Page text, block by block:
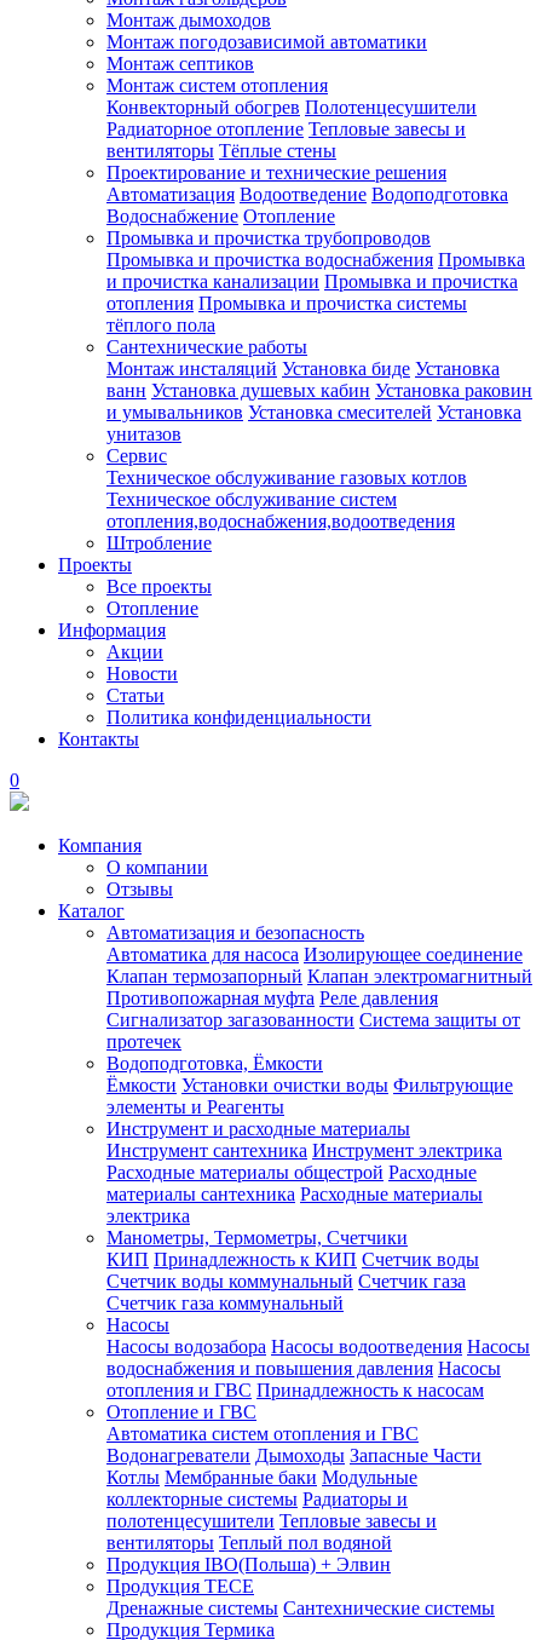
Монтаж дымоходов
Монтаж погодозависимой автоматики
Монтаж септиков
Монтаж систем отопления
Конвекторный обогрев Полотенцесушители
Радиаторное отопление Тепловые завесы и
вентиляторы Тёплые стены
Проектирование и технические решения
Автоматизация Водоотведение Водоподготовка
Водоснабжение Отопление
Промывка и прочистка трубопроводов
Промывка и прочистка водоснабжения Промывка
и прочистка канализации Промывка и прочистка
отопления Промывка и прочистка системы
тёплого пола
Сантехнические работы
Монтаж инсталяций Установка биде Установка
ванн Установка душевых кабин Установка раковин
и умывальников Установка смесителей Установка
унитазов
Сервис
Техническое обслуживание газовых котлов
Техническое обслуживание систем
отопления,водоснабжения,водоотведения
Штробление
Проекты
Все проекты
Отопление
Информация
Акции
Новости
Статьи
Политика конфиденциальности
Контакты
0
Компания
О компании
Отзывы
Каталог
Автоматизация и безопасность
Автоматика для насоса Изолирующее соединение
Клапан термозапорный Клапан электромагнитный
Противопожарная муфта Реле давления
Сигнализатор загазованности Система защиты от
протечек
Водоподготовка, Ёмкости
Ёмкости Установки очистки воды Фильтрующие
элементы и Реагенты
Инструмент и расходные материалы
Инструмент сантехника Инструмент электрика
Расходные материалы общестрой Расходные
материалы сантехника Расходные материалы
электрика
Манометры, Термометры, Счетчики
КИП Принадлежность к КИП Счетчик воды
Счетчик воды коммунальный Счетчик газа
Счетчик газа коммунальный
Насосы
Насосы водозабора Насосы водоотведения Насосы
водоснабжения и повышения давления Насосы
отопления и ГВС Принадлежность к насосам
Отопление и ГВС
Автоматика систем отопления и ГВС
Водонагреватели Дымоходы Запасные Части
Котлы Мембранные баки Модульные
коллекторные системы Радиаторы и
полотенцесушители Тепловые завесы и
вентиляторы Теплый пол водяной
Продукция IBO(Польша) + Элвин
Продукция TECE
Дренажные системы Сантехнические системы
Продукция Термика